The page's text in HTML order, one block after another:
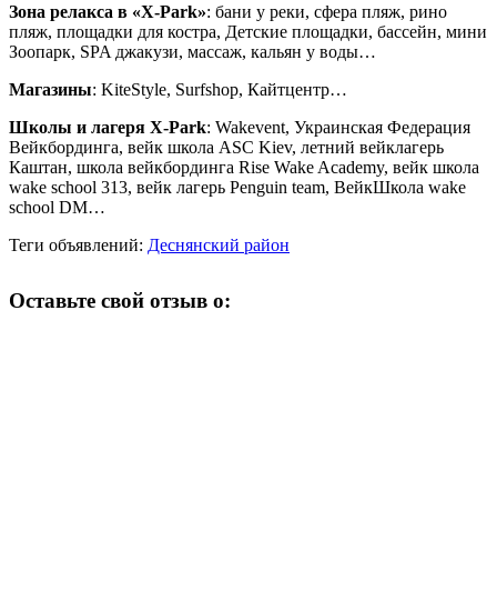
Зона релакса в «X-Park»: бани у реки, сфера пляж, рино
пляж, площадки для костра, Детские площадки, бассейн, мини
Зоопарк, SPA джакузи, массаж, кальян у воды…
Магазины: KiteStyle, Surfshop, Кайтцентр…
Школы и лагеря X-Park: Wakevent, Украинская Федерация
Вейкбординга, вейк школа ASC Kiev, летний вейклагерь
Каштан, школа вейкбординга Rise Wake Academy, вейк школа
wake school 313, вейк лагерь Penguin team, ВейкШкола wake
school DM…
Теги объявлений: Деснянский район
Оставьте свой отзыв о: